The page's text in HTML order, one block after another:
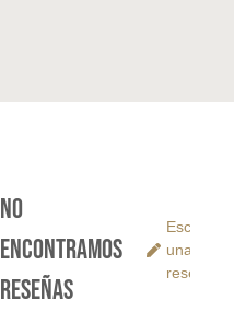
No
encontramos
reseñas
Escribe
una
reseña